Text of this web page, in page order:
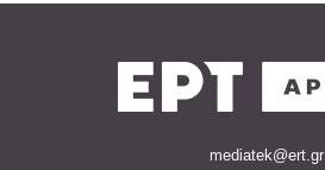
mediatek@ert.gr